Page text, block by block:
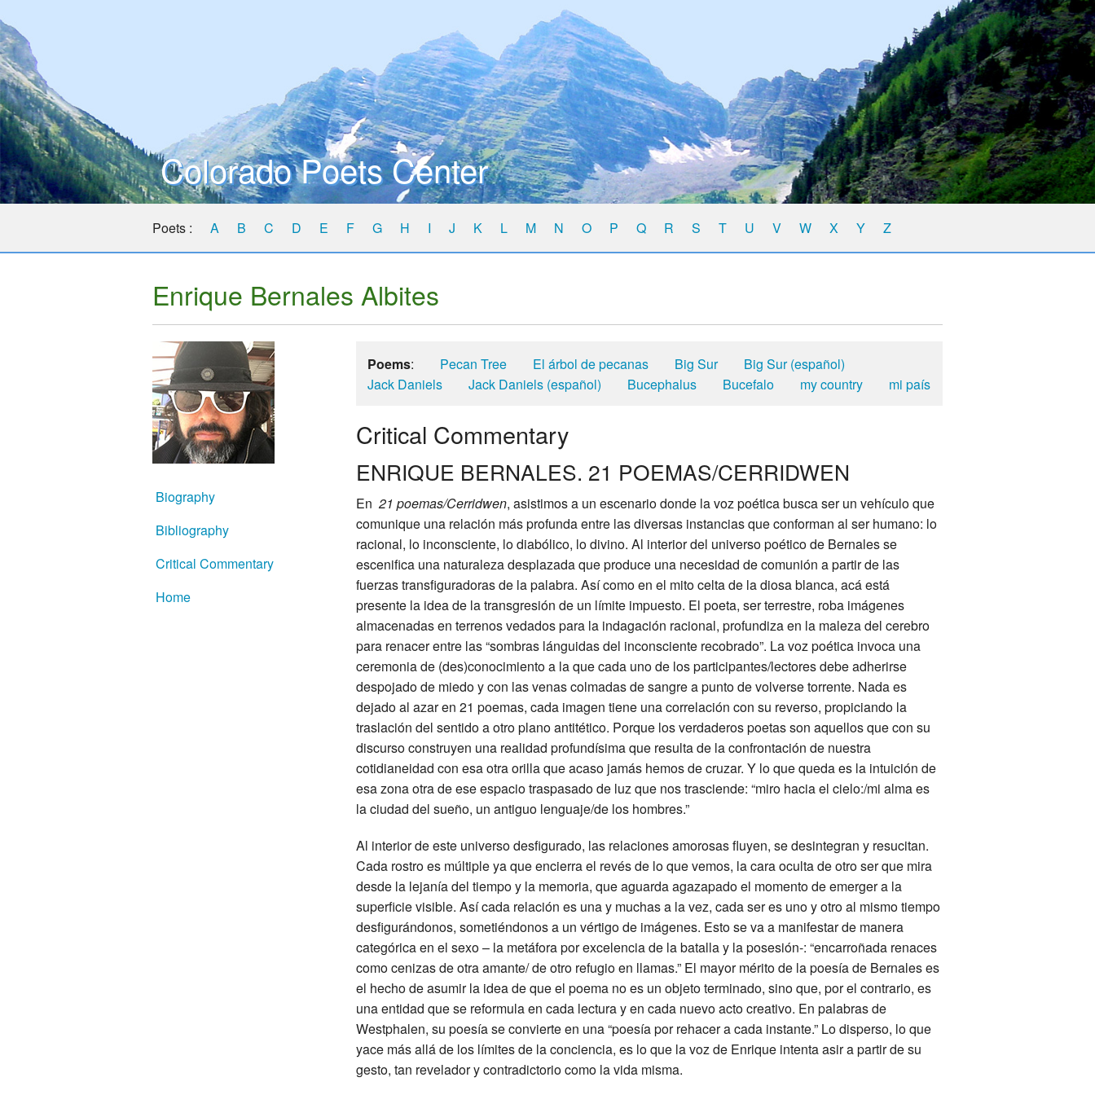
Colorado Poets Center
Poets : A B C D E F G H I J K L M N O P Q R S T U V W X Y Z
Enrique Bernales Albites
Biography
Bibliography
Critical Commentary
Home
Poems: Pecan Tree El árbol de pecanas Big Sur
Big Sur (español)
Jack Daniels
Jack Daniels (español) Bucephalus Bucefalo my country mi país
Critical Commentary
ENRIQUE BERNALES. 21 POEMAS/CERRIDWEN
En 21 poemas/Cerridwen, asistimos a un escenario donde la voz poética busca ser un vehículo que
comunique una relación más profunda entre las diversas instancias que conforman al ser humano: lo
racional, lo inconsciente, lo diabólico, lo divino. Al interior del universo poético de Bernales se
escenifica una naturaleza desplazada que produce una necesidad de comunión a partir de las
fuerzas transfiguradoras de la palabra. Así como en el mito celta de la diosa blanca, acá está
presente la idea de la transgresión de un límite impuesto. El poeta, ser terrestre, roba imágenes
almacenadas en terrenos vedados para la indagación racional, profundiza en la maleza del cerebro
para renacer entre las “sombras lánguidas del inconsciente recobrado”. La voz poética invoca una
ceremonia de (des)conocimiento a la que cada uno de los participantes/lectores debe adherirse
despojado de miedo y con las venas colmadas de sangre a punto de volverse torrente. Nada es
dejado al azar en 21 poemas, cada imagen tiene una correlación con su reverso, propiciando la
traslación del sentido a otro plano antitético. Porque los verdaderos poetas son aquellos que con su
discurso construyen una realidad profundísima que resulta de la confrontación de nuestra
cotidianeidad con esa otra orilla que acaso jamás hemos de cruzar. Y lo que queda es la intuición de
esa zona otra de ese espacio traspasado de luz que nos trasciende: “miro hacia el cielo:/mi alma es
la ciudad del sueño, un antiguo lenguaje/de los hombres.”
Al interior de este universo desfigurado, las relaciones amorosas fluyen, se desintegran y resucitan.
Cada rostro es múltiple ya que encierra el revés de lo que vemos, la cara oculta de otro ser que mira
desde la lejanía del tiempo y la memoria, que aguarda agazapado el momento de emerger a la
superficie visible. Así cada relación es una y muchas a la vez, cada ser es uno y otro al mismo tiempo
desfigurándonos, sometiéndonos a un vértigo de imágenes. Esto se va a manifestar de manera
categórica en el sexo – la metáfora por excelencia de la batalla y la posesión-: “encarroñada renaces
como cenizas de otra amante/ de otro refugio en llamas.” El mayor mérito de la poesía de Bernales es
el hecho de asumir la idea de que el poema no es un objeto terminado, sino que, por el contrario, es
una entidad que se reformula en cada lectura y en cada nuevo acto creativo. En palabras de
Westphalen, su poesía se convierte en una “poesía por rehacer a cada instante.” Lo disperso, lo que
yace más allá de los límites de la conciencia, es lo que la voz de Enrique intenta asir a partir de su
gesto, tan revelador y contradictorio como la vida misma.